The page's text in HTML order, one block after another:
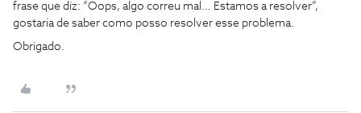
frase que diz: “Oops, algo correu mal… Estamos a resolver”,
gostaria de saber como posso resolver esse problema.
Obrigado.